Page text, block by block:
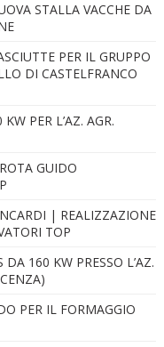
STALLA VACCHE DA
PER IL GRUPPO
DI CASTELFRANCO
PER L’AZ. AGR.
GUIDO
| REALIZZAZIONE
TOP
160 KW PRESSO L’AZ.
PER IL FORMAGGIO